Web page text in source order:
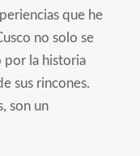
que he
no solo se
por la historia
sus rincones.
son un